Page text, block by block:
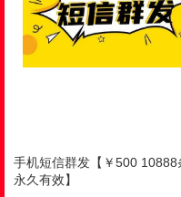
手机短信群发【￥500 10888
永久有效】